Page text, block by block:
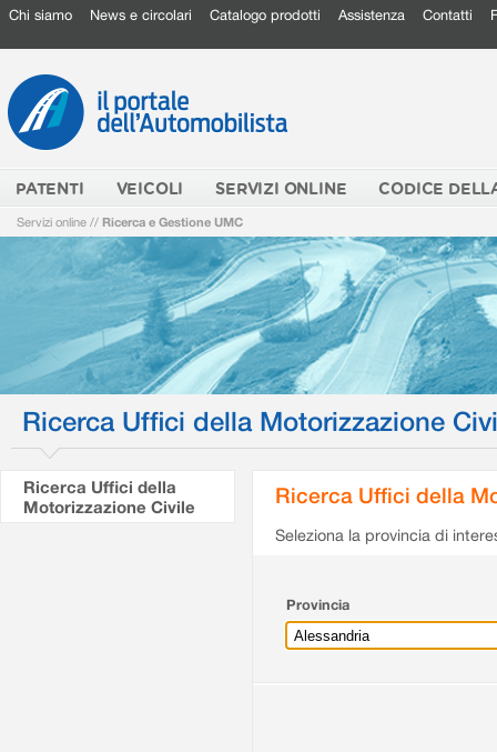
Chi siamo News e circolari Catalogo prodotti Assistenza Contatti
PATENTI VEICOLI SERVIZI ONLINE CODICE
Servizi online // Ricerca e Gestione UMC
Ricerca Uffici della Motorizzazione
Ricerca Uffici della
Motorizzazione Civile
Ricerca Uffici della
Seleziona la provincia di
Provincia